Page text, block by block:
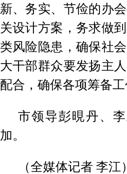
新、务实、节俭的办
关设计方案，务求做
类风险隐患，确保社
大干部群众要发扬主
配合，确保各项筹备
市领导彭晛丹、
加。
（全媒体记者 李江